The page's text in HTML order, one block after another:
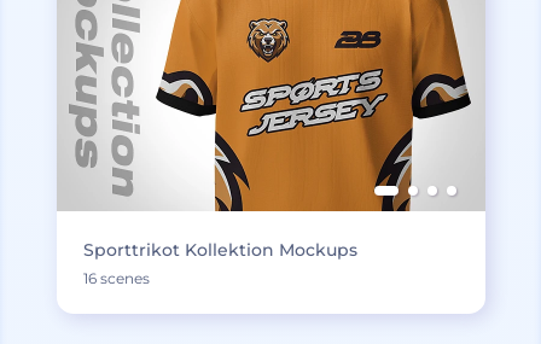
Sporttrikot Kollektion Mockups
16 scenes